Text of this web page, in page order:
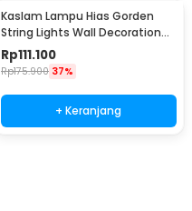
Kaslam Lampu Hias Gorden
String Lights Wall Decoration
18W 3x3M 320 LED - S-32
Rp111.100
Rp175.900 37%
+ Keranjang